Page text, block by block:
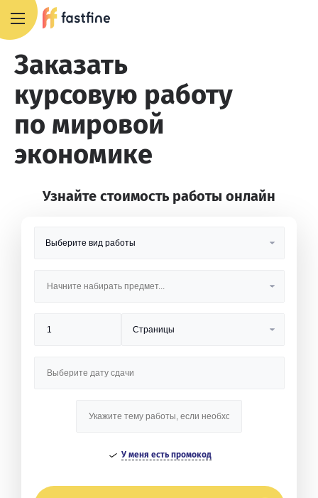
Заказать
курсовую работу
по мировой
экономике
Узнайте стоимость работы онлайн
У меня есть промокод